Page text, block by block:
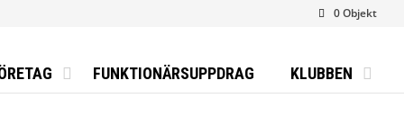
0 Objekt
FUNKTIONÄRSUPPDRAG KLUBBEN